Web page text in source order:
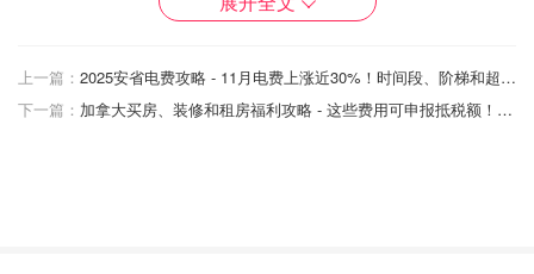
方报告，以备采取一些措施来追回你的钱。
来源：
上一篇：
2025安省电费攻略 - 11月电费上涨近30%！时间段、阶梯和超低夜间费率盘点！
下一篇：
加拿大买房、装修和租房福利攻略 - 这些费用可申报抵税额！看这一篇就懂了！